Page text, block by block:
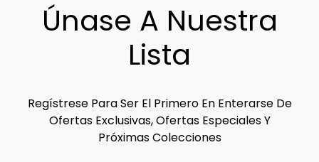
Únase A Nuestra
Lista
Regístrese Para Ser El Primero En Enterarse De
Ofertas Exclusivas, Ofertas Especiales Y
Próximas Colecciones